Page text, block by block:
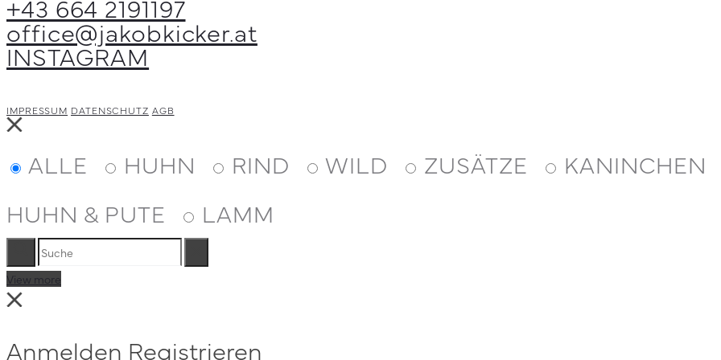
können
auf
der
+43 664 2191197
office@jakobkicker.at
INSTAGRAM
IMPRESSUM DATENSCHUTZ AGB
Close
ALLE HUHN RIND WILD ZUSÄTZE KANINCHEN
HUHN & PUTE
LAMM
Suche
View more
Close
Anmelden Registrieren